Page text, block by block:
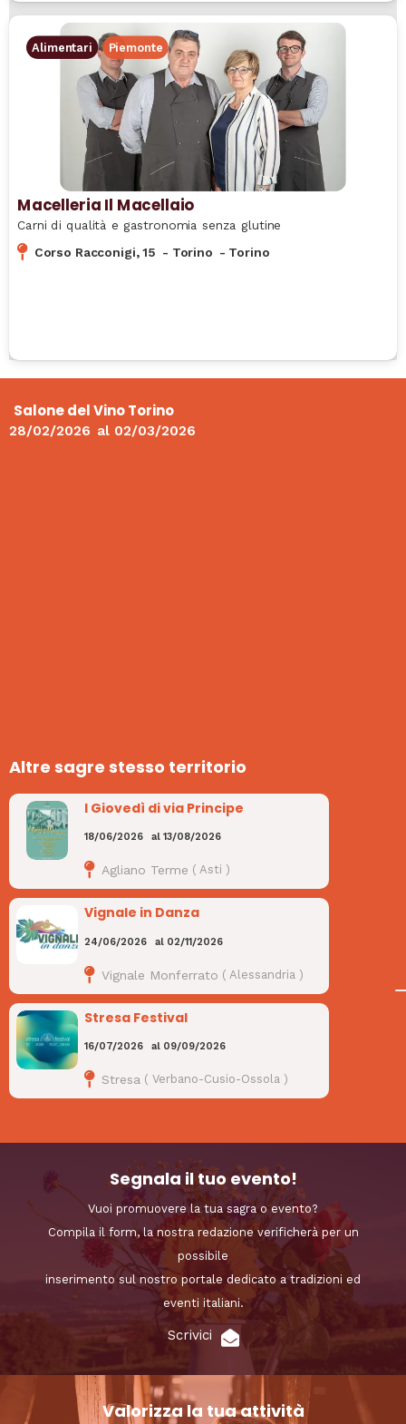
Alimentari Piemonte
Macelleria Il Macellaio
Carni di qualità e gastronomia senza glutine
Corso Racconigi, 15 - Torino - Torino
Salone del Vino Torino
28/02/2026 al 02/03/2026
Altre sagre stesso territorio
I Giovedì di via Principe
18/06/2026 al 13/08/2026
Agliano Terme ( Asti )
Vignale in Danza
24/06/2026 al 02/11/2026
Vignale Monferrato ( Alessandria )
Stresa Festival
16/07/2026 al 09/09/2026
Stresa ( Verbano-Cusio-Ossola)
Segnala il tuo evento!
Vuoi promuovere la tua sagra o evento?
Compila il form, la nostra redazione verificherà per un
possibile
inserimento sul nostro portale dedicato a tradizioni ed
eventi italiani.
Scrivici
Valorizza la tua attività